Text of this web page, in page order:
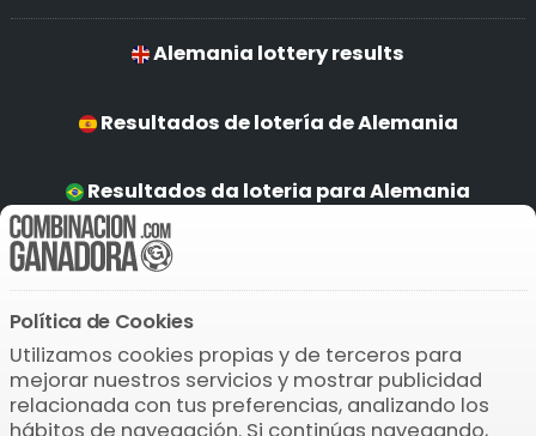
Alemania lottery results
Resultados de lotería de Alemania
Resultados da loteria para Alemania
Alemania Ergebnisse
Descarga la APP
Política de Cookies
Utilizamos cookies propias y de terceros para
mejorar nuestros servicios y mostrar publicidad
relacionada con tus preferencias, analizando los